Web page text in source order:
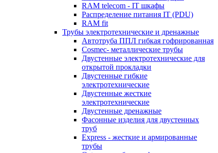
RAM telecom - IT шкафы
Распределение питания IT (PDU)
RAM fit
Трубы электротехнические и дренажные
Автотруба ППЛ гибкая гофрированная
Cosmec- металлические трубы
Двустенные электротехнические для
открытой прокладки
Двустенные гибкие
электротехнические
Двустенные жесткие
электротехнические
Двустенные дренажные
Фасонные изделия для двустенных
труб
Express - жесткие и армированные
трубы